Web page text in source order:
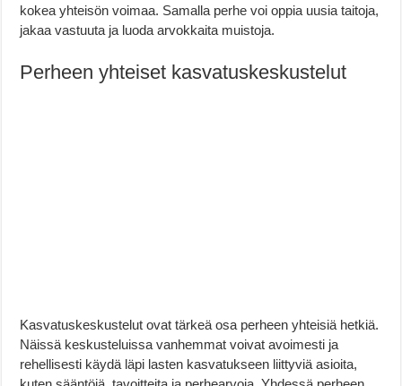
kokea yhteisön voimaa. Samalla perhe voi oppia uusia taitoja,
jakaa vastuuta ja luoda arvokkaita muistoja.
Perheen yhteiset kasvatuskeskustelut
Kasvatuskeskustelut ovat tärkeä osa perheen yhteisiä hetkiä.
Näissä keskusteluissa vanhemmat voivat avoimesti ja
rehellisesti käydä läpi lasten kasvatukseen liittyviä asioita,